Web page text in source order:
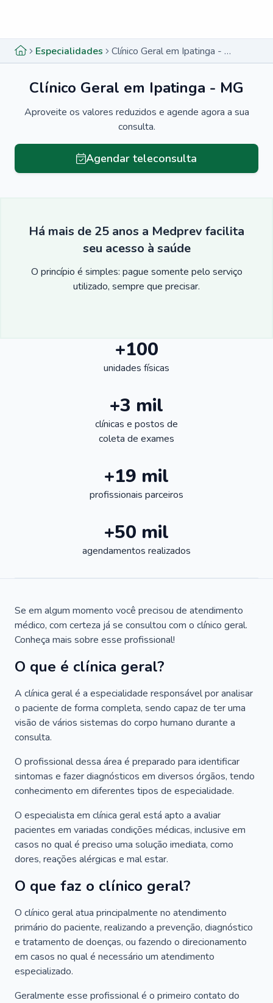
Especialidades Clínico Geral em Ipatinga - MG
Clínico Geral em Ipatinga - MG
Aproveite os valores reduzidos e agende agora a sua
consulta.
Agendar teleconsulta
Há mais de 25 anos a Medprev facilita
seu acesso à saúde
O princípio é simples: pague somente pelo serviço
utilizado, sempre que precisar.
+100
unidades físicas
+3 mil
clínicas e postos de
coleta de exames
+19 mil
profissionais parceiros
+50 mil
agendamentos realizados
Se em algum momento você precisou de atendimento
médico, com certeza já se consultou com o clínico geral.
Conheça mais sobre esse profissional!
O que é clínica geral?
A clínica geral é a especialidade responsável por analisar
o paciente de forma completa, sendo capaz de ter uma
visão de vários sistemas do corpo humano durante a
consulta.
O profissional dessa área é preparado para identificar
sintomas e fazer diagnósticos em diversos órgãos, tendo
conhecimento em diferentes tipos de especialidade.
O especialista em clínica geral está apto a avaliar
pacientes em variadas condições médicas, inclusive em
casos no qual é preciso uma solução imediata, como
dores, reações alérgicas e mal estar.
O que faz o clínico geral?
O clínico geral atua principalmente no atendimento
primário do paciente, realizando a prevenção, diagnóstico
e tratamento de doenças, ou fazendo o direcionamento
em casos no qual é necessário um atendimento
especializado.
Geralmente esse profissional é o primeiro contato do